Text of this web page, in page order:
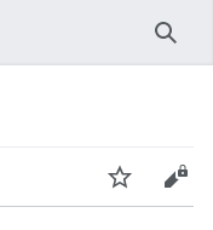
Søk
Overvåk Rediger